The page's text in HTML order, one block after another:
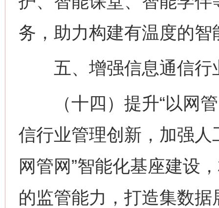
务，助力构建有温度的智
五、增强信息通信行
（十四）提升“以网管
信行业管理创新，加强人
网管网”智能化基座建设
的监管能力，打造集数